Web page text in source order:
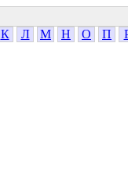
К Л М Н О П